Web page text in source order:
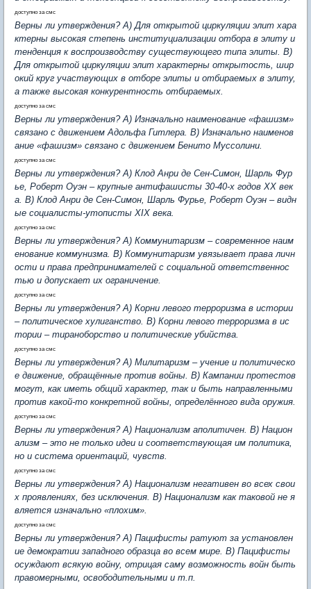
доступно за смс
Верны ли утверждения? А) Для открытой циркуляции элит хара
ктерны высокая степень институциализации отбора в элиту и
тенденция к воспроизводству существующего типа элиты. В)
Для открытой циркуляции элит характерны открытость, шир
окий круг участвующих в отборе элиты и отбираемых в элиту,
а также высокая конкурентность отбираемых.
доступно за смс
Верны ли утверждения? А) Изначально наименование «фашизм»
связано с движением Адольфа Гитлера. В) Изначально наименов
ание «фашизм» связано с движением Бенито Муссолини.
доступно за смс
Верны ли утверждения? А) Клод Анри де Сен-Симон, Шарль Фур
ье, Роберт Оуэн – крупные антифашисты 30-40-х годов ХХ век
а. В) Клод Анри де Сен-Симон, Шарль Фурье, Роберт Оуэн – видн
ые социалисты-утописты XIX века.
доступно за смс
Верны ли утверждения? А) Коммунитаризм – современное наим
енование коммунизма. В) Коммунитаризм увязывает права личн
ости и права предпринимателей с социальной ответственнос
тью и допускает их ограничение.
доступно за смс
Верны ли утверждения? А) Корни левого терроризма в истории
– политическое хулиганство. В) Корни левого терроризма в ис
тории – тираноборство и политические убийства.
доступно за смс
Верны ли утверждения? А) Милитаризм – учение и политическо
е движение, обращённые против войны. В) Кампании протестов
могут, как иметь общий характер, так и быть направленными
против какой-то конкретной войны, определённого вида оружия.
доступно за смс
Верны ли утверждения? А) Национализм аполитичен. В) Национ
ализм – это не только идеи и соответствующая им политика,
но и система ориентаций, чувств.
доступно за смс
Верны ли утверждения? А) Национализм негативен во всех свои
х проявлениях, без исключения. В) Национализм как таковой не я
вляется изначально «плохим».
доступно за смс
Верны ли утверждения? А) Пацифисты ратуют за установлен
ие демократии западного образца во всем мире. В) Пацифисты
осуждают всякую войну, отрицая саму возможность войн быть
правомерными, освободительными и т.п.